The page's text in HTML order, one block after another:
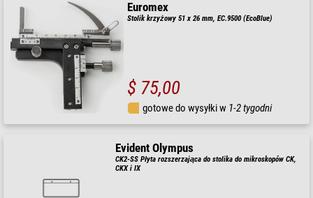
Euromex
Stolik krzyżowy 51 x 26 mm, EC.9500 (EcoBlue)
$ 75,00
gotowe do wysyłki w 1-2 tygodni
Evident Olympus
CK2-SS Płyta rozszerzająca do stolika do mikroskopów CK,
CKX i IX